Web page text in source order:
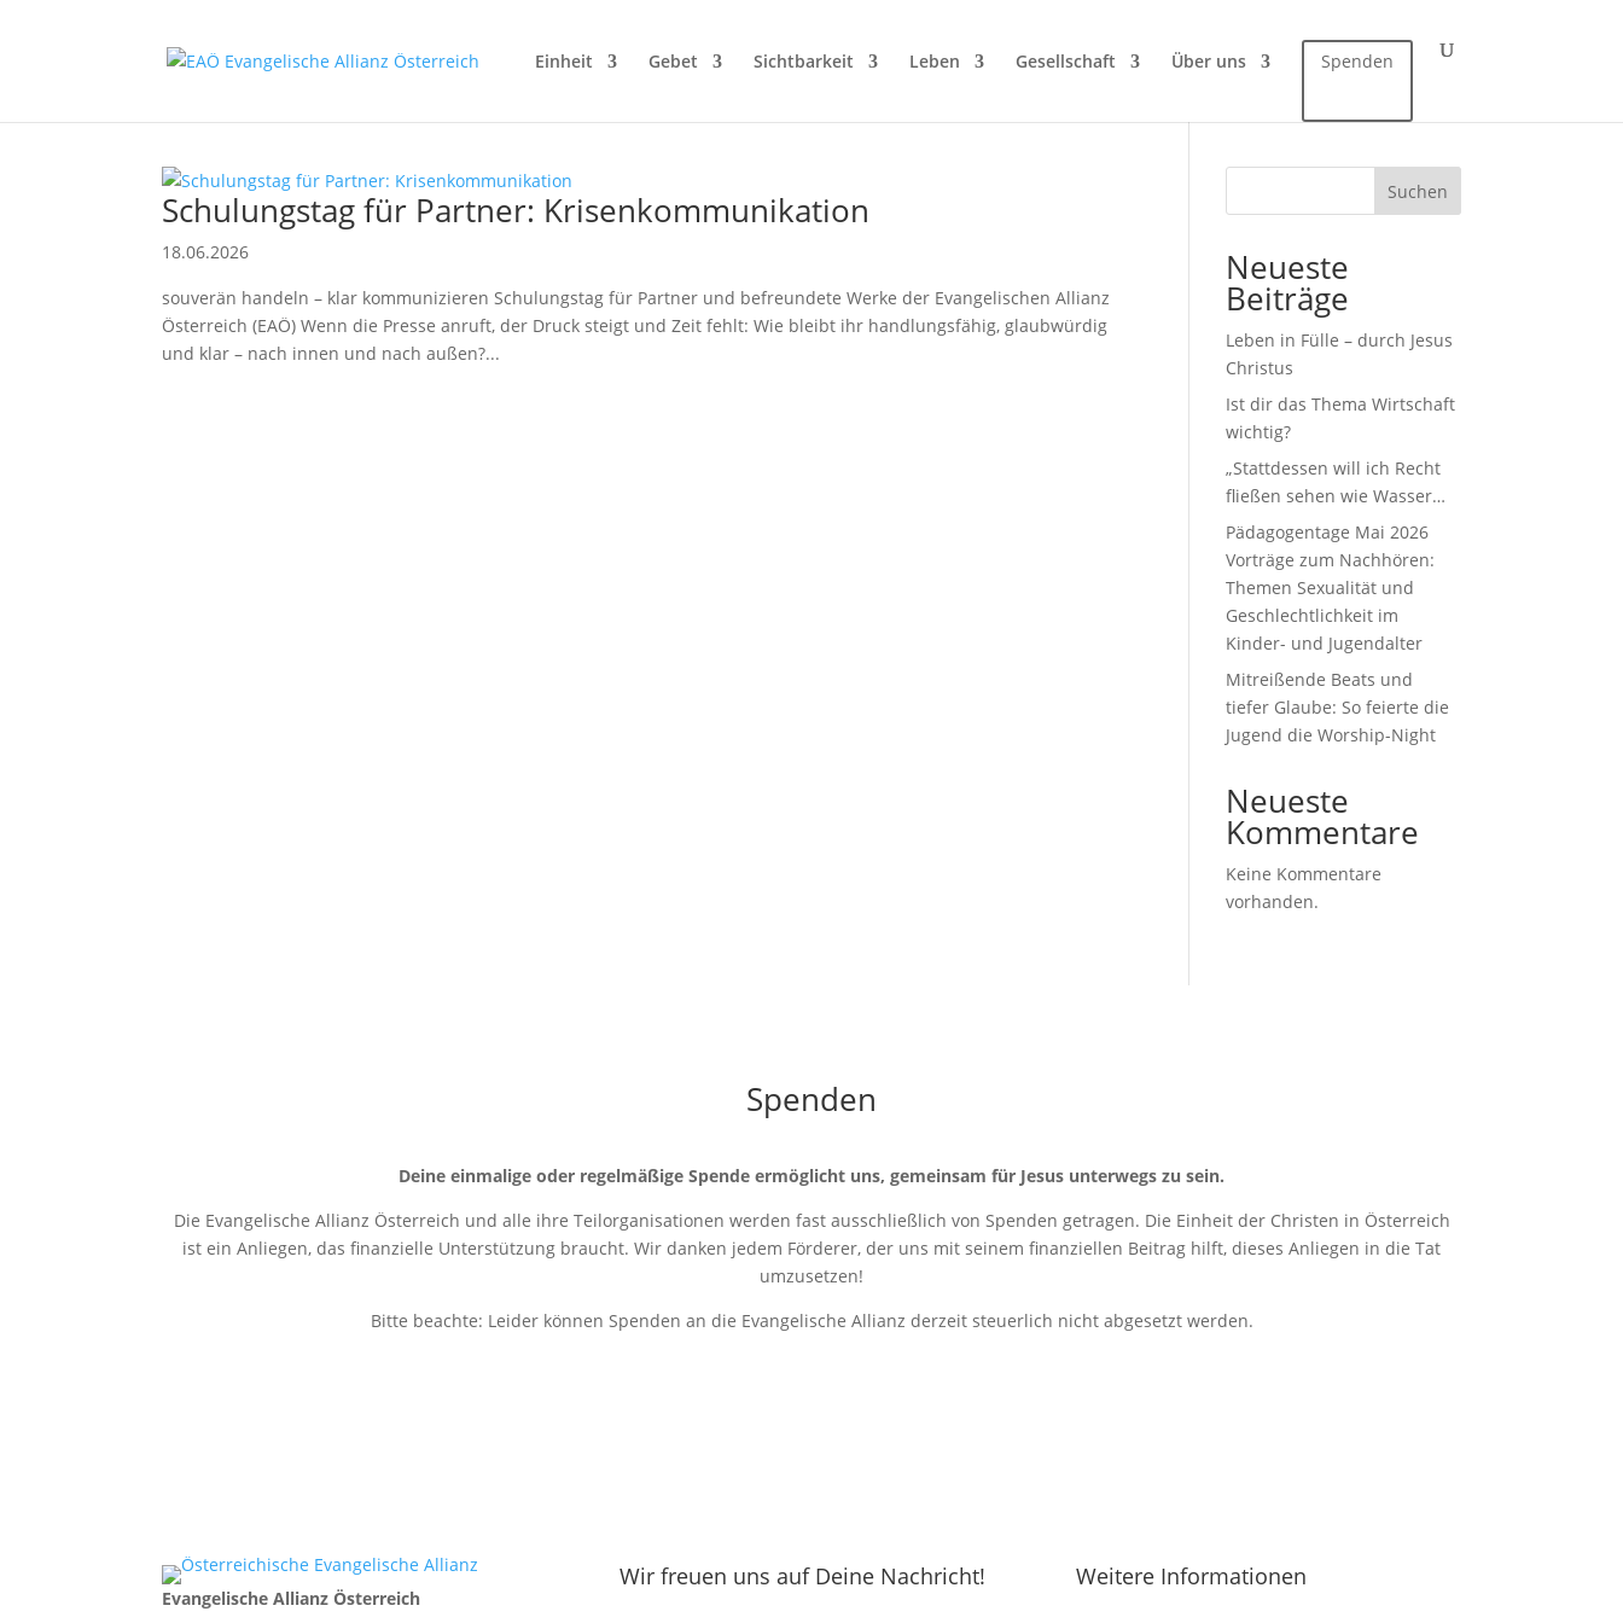
Einheit Gebet Sichtbarkeit Leben Gesellschaft Über uns Spenden
Schulungstag für Partner: Krisenkommunikation
18.06.2026
souverän handeln – klar kommunizieren Schulungstag für Partner und befreundete Werke der Evangelischen Allianz
Österreich (EAÖ) Wenn die Presse anruft, der Druck steigt und Zeit fehlt: Wie bleibt ihr handlungsfähig, glaubwürdig
und klar – nach innen und nach außen?...
Suchen
Neueste
Beiträge
Leben in Fülle – durch Jesus
Christus
Ist dir das Thema Wirtschaft
wichtig?
„Stattdessen will ich Recht
fließen sehen wie Wasser…
Pädagogentage Mai 2026
Vorträge zum Nachhören:
Themen Sexualität und
Geschlechtlichkeit im
Kinder- und Jugendalter
Mitreißende Beats und
tiefer Glaube: So feierte die
Jugend die Worship-Night
Neueste
Kommentare
Keine Kommentare
vorhanden.
Spenden
Deine einmalige oder regelmäßige Spende ermöglicht uns, gemeinsam für Jesus unterwegs zu sein.
Die Evangelische Allianz Österreich und alle ihre Teilorganisationen werden fast ausschließlich von Spenden getragen. Die Einheit der Christen in Österreich
ist ein Anliegen, das finanzielle Unterstützung braucht. Wir danken jedem Förderer, der uns mit seinem finanziellen Beitrag hilft, dieses Anliegen in die Tat
umzusetzen!
Bitte beachte: Leider können Spenden an die Evangelische Allianz derzeit steuerlich nicht abgesetzt werden.
Evangelische Allianz Österreich
Wir freuen uns auf Deine Nachricht! Weitere Informationen